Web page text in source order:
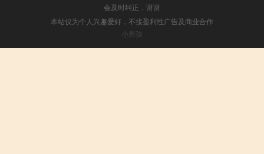
会及时纠正，谢谢
本站仅为个人兴趣爱好，不接盈利性广告及商业合作
小男孩